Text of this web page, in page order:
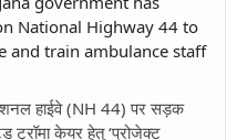
National Highway 44 to
and train ambulance staff
हाईवे (NH 44) पर सड़क
ट्रॉमा केयर हेतु ‘प्रोजेक्ट